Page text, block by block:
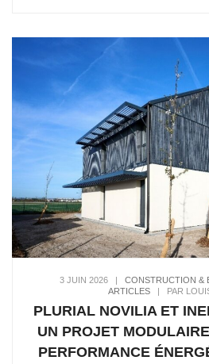
3 JUIN 2026| CONSTRUCTION &
ARTICLES | PAR
PLURIAL NOVILIA ET
UN PROJET
PERFORMANCE